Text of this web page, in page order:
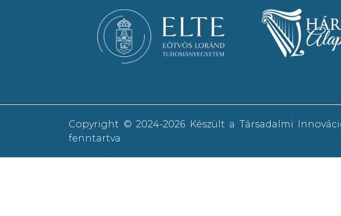
Copyright © 2024-2026 Készült a Társadalmi
fenntartva.